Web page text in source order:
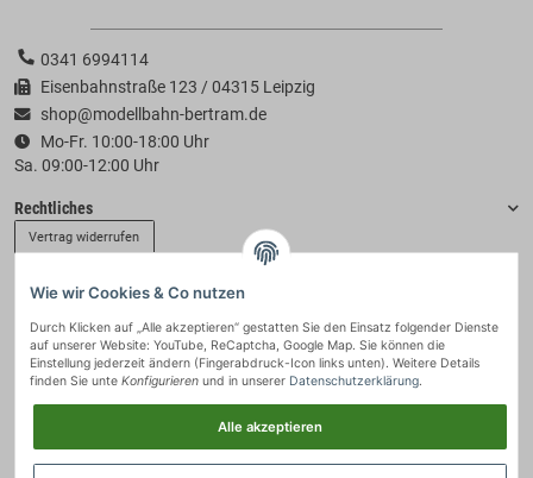
0341 6994114
Eisenbahnstraße 123 / 04315 Leipzig
shop@modellbahn-bertram.de
Mo-Fr. 10:00-18:00 Uhr
Sa. 09:00-12:00 Uhr
Rechtliches
Vertrag widerrufen
Zahlung & Versand
Wie wir Cookies & Co nutzen
Durch Klicken auf „Alle akzeptieren“ gestatten Sie den Einsatz folgender Dienste
auf unserer Website: YouTube, ReCaptcha, Google Map. Sie können die
Einstellung jederzeit ändern (Fingerabdruck-Icon links unten). Weitere Details
finden Sie unte Konfigurieren und in unserer Datenschutzerklärung.
Alle akzeptieren